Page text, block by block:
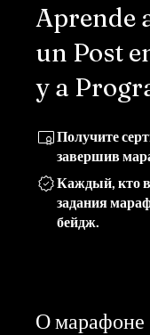
Aprende
un Post
y a
Получите
завершив
Каждый, кто
задания
бейдж.
О марафоне